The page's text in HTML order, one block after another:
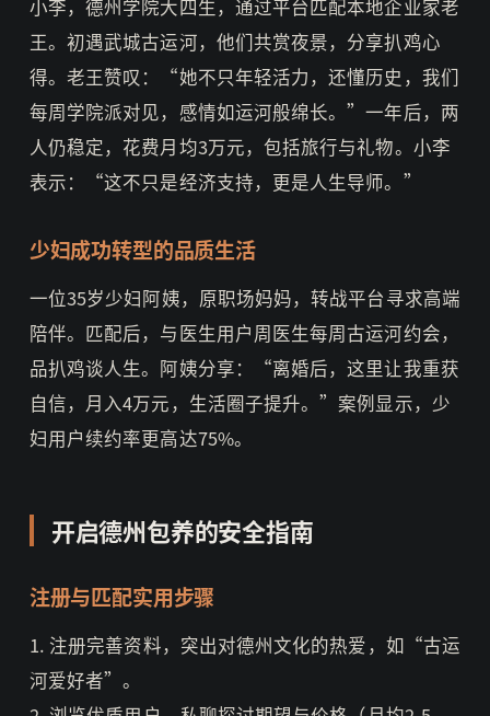
小李，德州学院大四生，通过平台匹配本地企业家老
王。初遇武城古运河，他们共赏夜景，分享扒鸡心
得。老王赞叹：“她不只年轻活力，还懂历史，我们
每周学院派对见，感情如运河般绵长。”一年后，两
人仍稳定，花费月均3万元，包括旅行与礼物。小李
表示：“这不只是经济支持，更是人生导师。”
少妇成功转型的品质生活
一位35岁少妇阿姨，原职场妈妈，转战平台寻求高端
陪伴。匹配后，与医生用户周医生每周古运河约会，
品扒鸡谈人生。阿姨分享：“离婚后，这里让我重获
自信，月入4万元，生活圈子提升。”案例显示，少
妇用户续约率更高达75%。
开启德州包养的安全指南
注册与匹配实用步骤
1. 注册完善资料，突出对德州文化的热爱，如“古运
河爱好者”。